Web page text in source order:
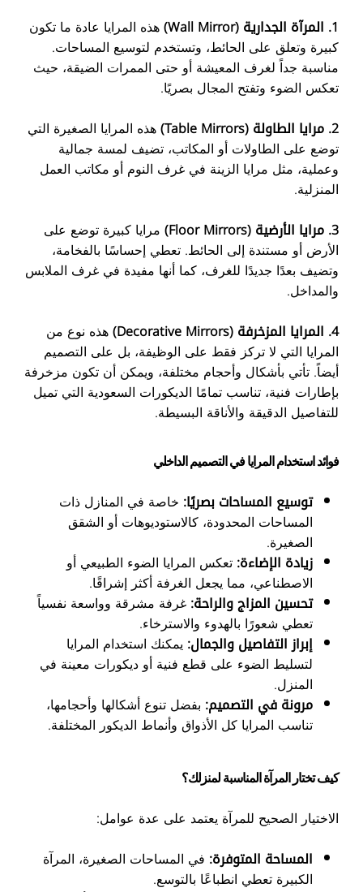
1. المرآة الجدارية (Wall Mirror)
هذه المرايا عادة ما تكون
كبيرة وتعلق على الحائط، وتستخدم لتوسيع المساحات.
مناسبة جداً لغرف المعيشة أو حتى الممرات الضيقة، حيث
تعكس الضوء وتفتح المجال بصريًا.
2. مرايا الطاولة (Table Mirrors)
هذه المرايا الصغيرة التي
توضع على الطاولات أو المكاتب، تضيف لمسة جمالية
وعملية، مثل مرايا الزينة في غرف النوم أو مكاتب العمل
المنزلية.
3. مرايا الأرضية (Floor Mirrors)
مرايا كبيرة توضع على
الأرض أو مستندة إلى الحائط. تعطي إحساسًا بالفخامة،
وتضيف بعدًا جديدًا للغرف، كما أنها مفيدة في غرف الملابس
والمداخل.
4. المرايا المزخرفة (Decorative Mirrors)
هذه نوع من
المرايا التي لا تركز فقط على الوظيفة، بل على التصميم
أيضاً. تأتي بأشكال وأحجام مختلفة، ويمكن أن تكون مزخرفة
بإطارات فنية، تناسب تمامًا الديكورات السعودية التي تميل
للتفاصيل الدقيقة والأناقة البسيطة.
فوائد استخدام المرايا في التصميم الداخلي
توسيع المساحات بصريًا: خاصة في المنازل ذات
المساحات المحدودة، كالاستوديوهات أو الشقق
الصغيرة.
زيادة الإضاءة:تعكس المرايا الضوء الطبيعي أو
الاصطناعي، مما يجعل الغرفة أكثر إشراقًا.
تحسين المزاج والراحة:غرفة مشرقة وواسعة نفسياً
تعطي شعورًا بالهدوء والاسترخاء.
إبراز التفاصيل والجمال:يمكنك استخدام المرايا
لتسليط الضوء على قطع فنية أو ديكورات معينة في
المنزل.
مرونة في التصميم: بفضل تنوع أشكالها وأحجامها،
تناسب المرايا كل الأذواق وأنماط الديكور المختلفة.
كيف تختار المرآة المناسبة لمنزلك؟
الاختيار الصحيح للمرآة يعتمد على عدة عوامل:
المساحة المتوفرة: في المساحات الصغيرة، المرآة
الكبيرة تعطي انطباعًا بالتوسع.